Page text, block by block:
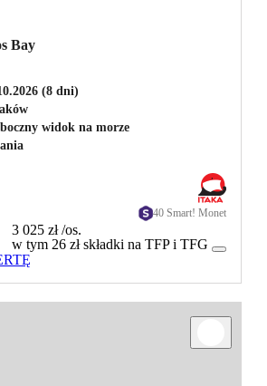
Bay
(8 dni)
widok na morze
40 Smart! Monet
3 025 zł/os.
w tym 26 zł składki na TFP i TFG